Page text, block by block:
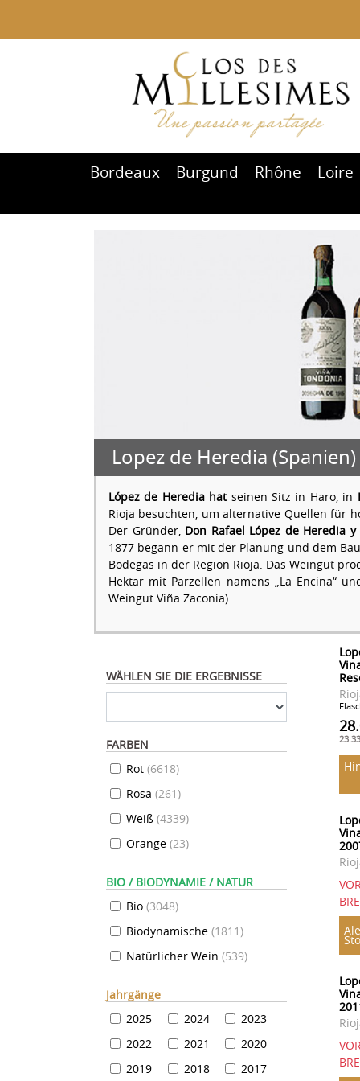
Bordeaux Burgund Rhône Loire
Lopez de Heredia (Spanien)
López de Heredia hatseinen Sitz in Haro, in
Rioja besuchten, um alternative Quellen für
Der Gründer, Don Rafael López de Heredia y
1877 begann er mit der Planung und dem
Bodegas in der Region Rioja. Das Weingut
Hektar mit Parzellen namens „La Encina“
Weingut Viña Zaconia).
WÄHLEN SIE DIE ERGEBNISSE
FARBEN
Rot (6618)
Rosa (261)
Weiß (4339)
Orange (23)
BIO / BIODYNAMIE / NATUR
Bio (3048)
Biodynamische (1811)
Natürlicher Wein (539)
Jahrgänge
2025
2024
2023
2022
2021
2020
2019
2018
2017